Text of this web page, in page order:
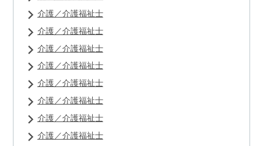
介護／介護福祉士
介護／介護福祉士
介護／介護福祉士
介護／介護福祉士
介護／介護福祉士
介護／介護福祉士
介護／介護福祉士
介護／介護福祉士